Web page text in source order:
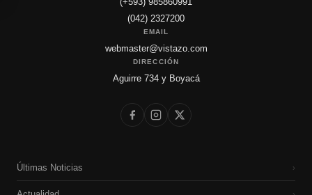
(042) 2327200
EMAIL
webmaster@vistazo.com
DIRECCIÓN
Aguirre 734 y Boyacá
Últimas Noticias ›